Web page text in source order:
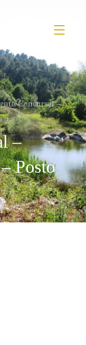
Concursal –
2
–
Posto